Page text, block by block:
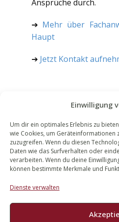
Einwilligung
Um dir ein optimales Erlebnis zu
wie Cookies, um
zuzugreifen. Wenn du diesen
Daten wie das Surfverhalten oder
verarbeiten. Wenn du deine
können bestimmte Merkmale und
Dienste verwalten
Ansprüche durch.
➔ Mehr über
Haupt
➔ Jetzt Kontakt
WALEK
Bachstraße 13
56727 Mayen
02651 98 900
info@walek-